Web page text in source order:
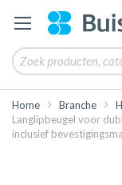
Home Branche
Langlipbeugel voor
inclusief